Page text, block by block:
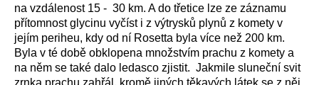
na vzdálenost 15 - 30 km. A do třetice lze ze záznamu
přítomnost glycinu vyčíst i z výtrysků plynů z komety v
jejím periheu, kdy od ní Rosetta byla více než 200 km.
Byla v té době obklopena množstvím prachu z komety a
na něm se také dalo ledasco zjistit. Jakmile sluneční svit
zrnka prachu zahřál, kromě jiných těkavých látek se z něj